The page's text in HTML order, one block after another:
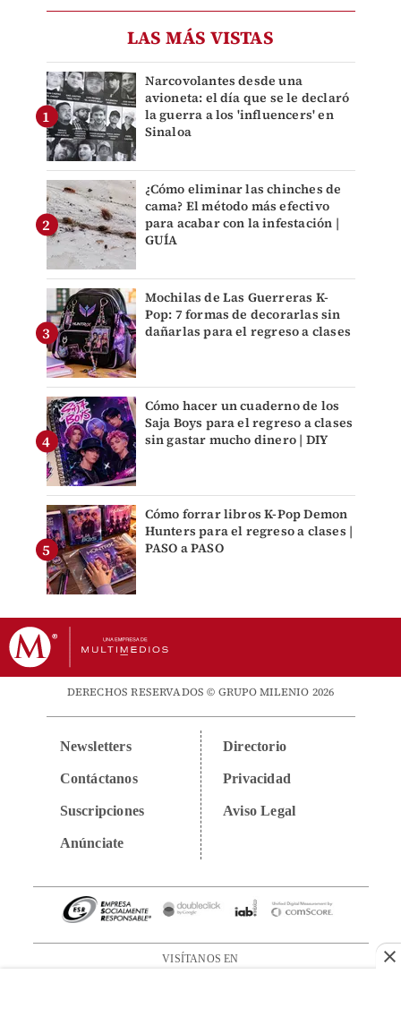
LAS MÁS VISTAS
Narcovolantes desde una
avioneta: el día que se le declaró
la guerra a los 'influencers' en
Sinaloa
¿Cómo eliminar las chinches de
cama? El método más efectivo
para acabar con la infestación |
GUÍA
Mochilas de Las Guerreras K-
Pop: 7 formas de decorarlas sin
dañarlas para el regreso a clases
Cómo hacer un cuaderno de los
Saja Boys para el regreso a clases
sin gastar mucho dinero | DIY
Cómo forrar libros K-Pop Demon
Hunters para el regreso a clases |
PASO a PASO
DERECHOS RESERVADOS © GRUPO MILENIO 2026
Newsletters
Contáctanos
Suscripciones
Anúnciate
Directorio
Privacidad
Aviso Legal
VISÍTANOS EN